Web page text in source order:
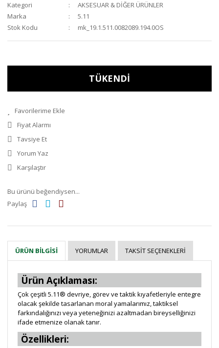
Kategori
AKSESUAR & DİĞER ÜRÜNLER
Marka
5.11
Stok Kodu
mk_19.1.511.0082089.194.0OS
TÜKENDİ
Fiyat Alarmı
Tavsiye Et
Yorum Yaz
Karşılaştır
Bu ürünü beğendiysen...
Paylaş
ÜRÜN BILGISI YORUMLAR TAKSIT SEÇENEKLERI
Ürün Açıklaması:
Çok çeşitli 5.11® devriye, görev ve taktik kıyafetleriyle entegre
olacak şekilde tasarlanan moral yamalarımız, taktiksel
farkındalığınızı veya yeteneğinizi azaltmadan bireyselliğinizi
ifade etmenize olanak tanır.
Özellikleri: